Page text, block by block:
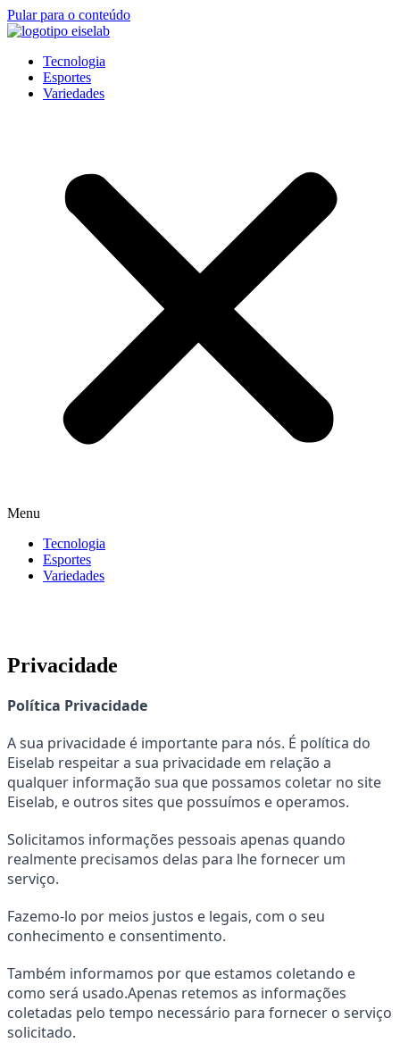
Pular para o conteúdo
Tecnologia
Esportes
Variedades
Menu
Tecnologia
Esportes
Variedades
Privacidade
Política Privacidade
A sua privacidade é importante para nós. É política do
Eiselab respeitar a sua privacidade em relação a
qualquer informação sua que possamos coletar no site
Eiselab, e outros sites que possuímos e operamos.
Solicitamos informações pessoais apenas quando
realmente precisamos delas para lhe fornecer um
serviço.
Fazemo-lo por meios justos e legais, com o seu
conhecimento e consentimento.
Também informamos por que estamos coletando e
como será usado.Apenas retemos as informações
coletadas pelo tempo necessário para fornecer o serviço
solicitado.